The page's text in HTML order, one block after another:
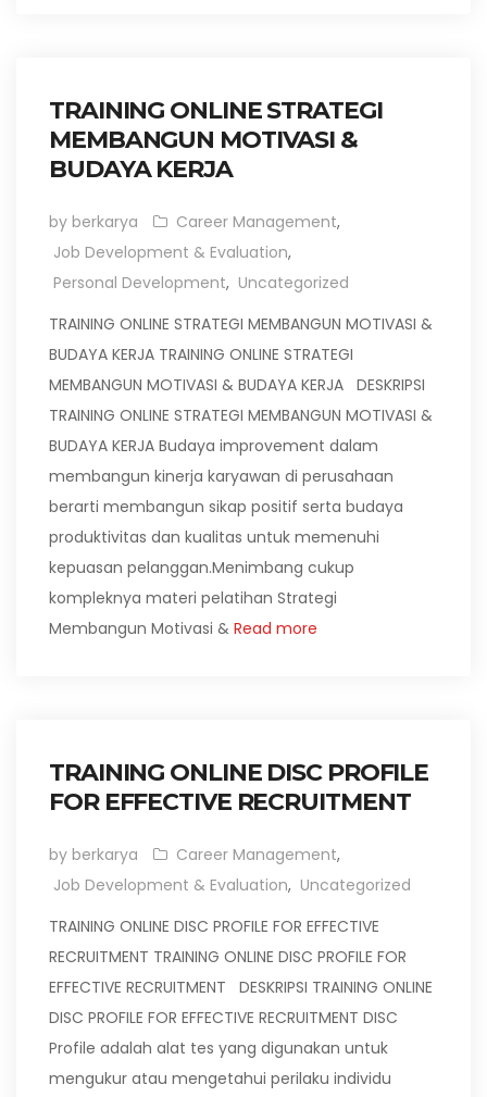
TRAINING ONLINE STRATEGI
MEMBANGUN MOTIVASI &
BUDAYA KERJA
by berkarya Career Management,
Job Development & Evaluation,
Personal Development, Uncategorized
TRAINING ONLINE STRATEGI MEMBANGUN MOTIVASI &
BUDAYA KERJA TRAINING ONLINE STRATEGI
MEMBANGUN MOTIVASI & BUDAYA KERJA DESKRIPSI
TRAINING ONLINE STRATEGI MEMBANGUN MOTIVASI &
BUDAYA KERJA Budaya improvement dalam
membangun kinerja karyawan di perusahaan
berarti membangun sikap positif serta budaya
produktivitas dan kualitas untuk memenuhi
kepuasan pelanggan.Menimbang cukup
kompleknya materi pelatihan Strategi
Membangun Motivasi & Read more
TRAINING ONLINE DISC PROFILE
FOR EFFECTIVE RECRUITMENT
by berkarya Career Management,
Job Development & Evaluation, Uncategorized
TRAINING ONLINE DISC PROFILE FOR EFFECTIVE
RECRUITMENT TRAINING ONLINE DISC PROFILE FOR
EFFECTIVE RECRUITMENT DESKRIPSI TRAINING ONLINE
DISC PROFILE FOR EFFECTIVE RECRUITMENT DISC
Profile adalah alat tes yang digunakan untuk
mengukur atau mengetahui perilaku individu